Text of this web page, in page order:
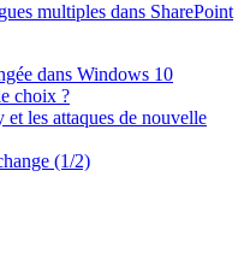
multiples dans SharePoint
dans Windows 10
choix ?
les attaques de nouvelle
(1/2)